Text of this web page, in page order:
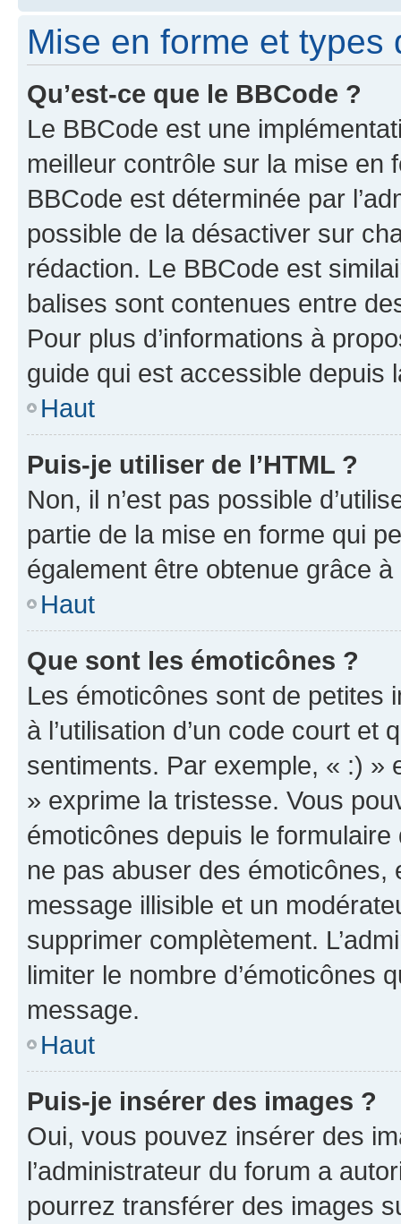
Mise en forme et types
Qu’est-ce que le BBCode ?
Le BBCode est une
meilleur contrôle sur la mise en
BBCode est déterminée par
possible de la désactiver sur
rédaction. Le BBCode est
balises sont contenues entre
Pour plus d’informations à
guide qui est accessible depuis
Haut
Puis-je utiliser de l’HTML ?
Non, il n’est pas possible
partie de la mise en forme qui
également être obtenue grâce à
Haut
Que sont les émoticônes ?
Les émoticônes sont de petites
à l’utilisation d’un code court et
sentiments. Par exemple, « :) »
» exprime la tristesse. Vous
émoticônes depuis le
ne pas abuser des
message illisible et un
supprimer complètement.
limiter le nombre d’émoticônes
message.
Haut
Puis-je insérer des images ?
Oui, vous pouvez insérer des
l’administrateur du forum a
pourrez transférer des images